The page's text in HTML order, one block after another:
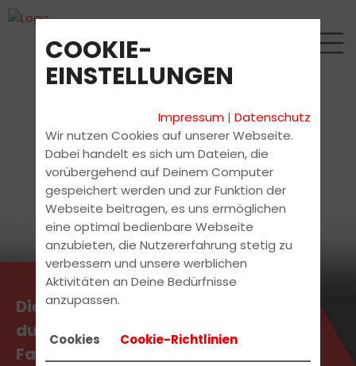
Die aktuellsten News erhältst
du direkt bei uns in der
Fahrschule.
COOKIE-
EINSTELLUNGEN
Impressum |Datenschutz
Wir nutzen Cookies auf unserer Webseite.
Dabei handelt es sich um Dateien, die
vorübergehend auf Deinem Computer
gespeichert werden und zur Funktion der
Webseite beitragen, es uns ermöglichen
eine optimal bedienbare Webseite
anzubieten, die Nutzererfahrung stetig zu
verbessern und unsere werblichen
Aktivitäten an Deine Bedürfnisse
anzupassen.
Cookies Cookie-Richtlinien